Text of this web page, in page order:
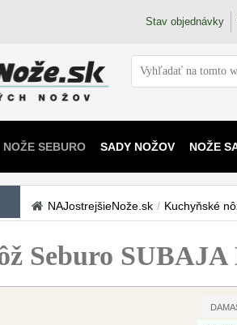
Stav objednávky
NOŽE SEBURO SADY NOŽOV NOŽE
NAJostrejšieNože.sk / Kuchyňské
Seburo SUBAJA